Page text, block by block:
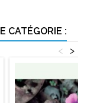
CATÉGORIE :
>
<